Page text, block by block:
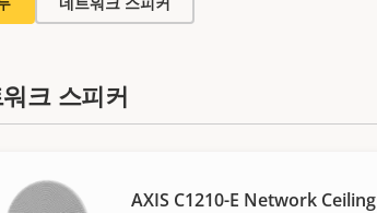
크 스피커
AXIS C1210-E Network Ceiling